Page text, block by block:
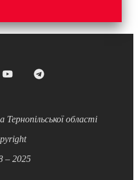
області
– 2025